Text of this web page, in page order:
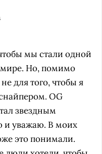
мы стали одной
Но, помимо
для того, чтобы я
OG
звездным
и уважаю. В моих
это понимали.